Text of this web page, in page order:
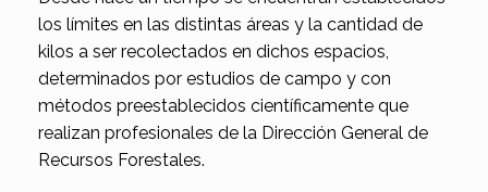
los límites en las distintas áreas y la cantidad de
kilos a ser recolectados en dichos espacios,
determinados por estudios de campo y con
métodos preestablecidos científicamente que
realizan profesionales de la Dirección General de
Recursos Forestales.